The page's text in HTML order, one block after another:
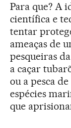
Para que? A
científica e
tentar
ameaças de
pesqueiras
a caçar
ou a pesca
espécies
que